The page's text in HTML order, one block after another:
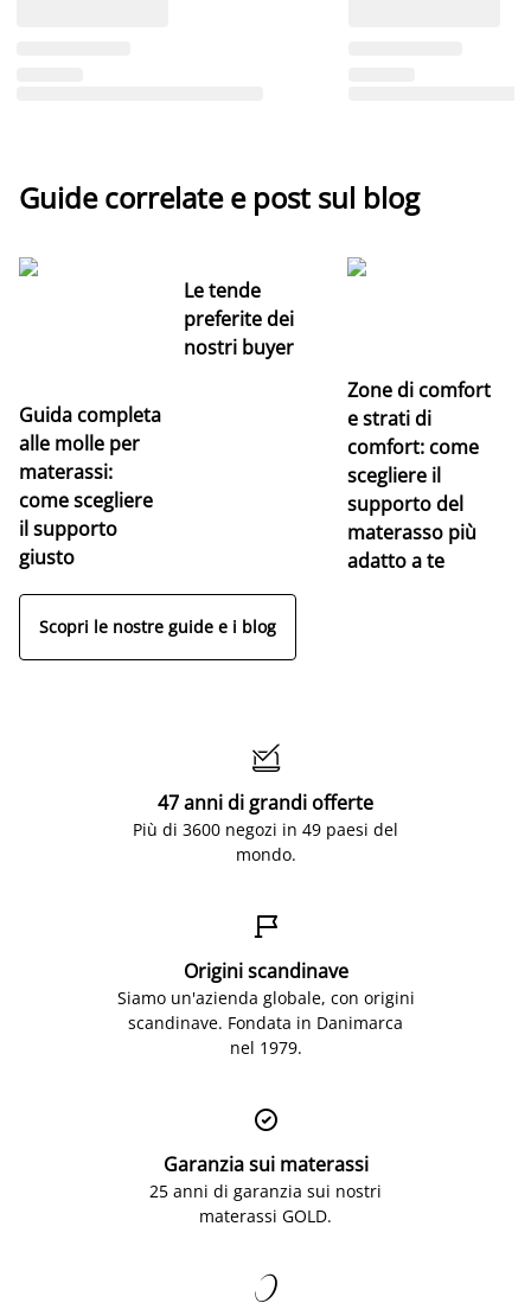
Guide correlate e post sul blog
Guida completa
alle molle per
materassi:
come scegliere
il supporto
giusto
Le tende
preferite dei
nostri buyer
Zone di comfort
e strati di
comfort: come
scegliere il
supporto del
materasso più
adatto a te
Scopri le nostre guide e i blog

47 anni di grandi offerte
Più di 3600 negozi in 49 paesi del
mondo.

Origini scandinave
Siamo un'azienda globale, con origini
scandinave. Fondata in Danimarca
nel 1979.

Garanzia sui materassi
25 anni di garanzia sui nostri
materassi GOLD.
